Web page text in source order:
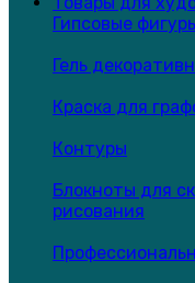
Гипсовые
Гель
Краска для
Контуры
Блокноты для
рисования